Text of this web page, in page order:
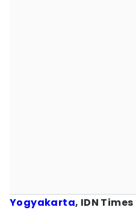
Yogyakarta, IDN Times